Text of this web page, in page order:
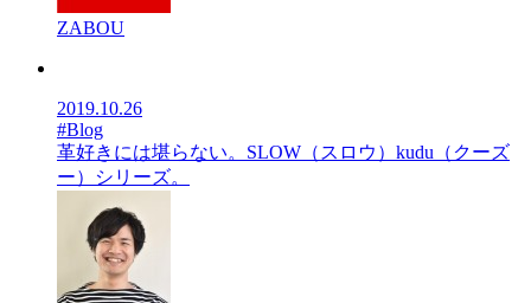
ZABOU
2019.10.26
#Blog
革好きには堪らない。SLOW（スロウ）kudu（クーズ
ー）シリーズ。